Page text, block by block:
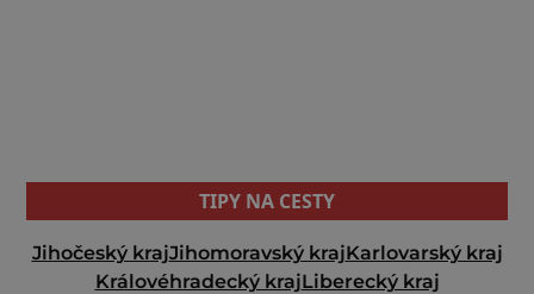
TIPY NA CESTY
Jihočeský krajJihomoravský krajKarlovarský kraj
Královéhradecký krajLiberecký kraj